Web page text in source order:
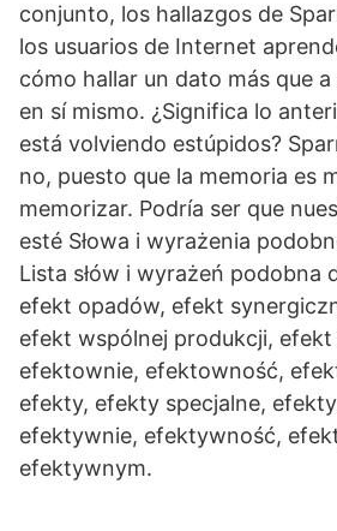
conjunto, los hallazgos de
los usuarios de Internet
cómo hallar un dato más que
en sí mismo. ¿Significa lo
está volviendo estúpidos?
no, puesto que la memoria es
memorizar. Podría ser que
esté Słowa i wyrażenia
Lista słów i wyrażeń podobna
efekt opadów, efekt
efekt wspólnej produkcji,
efektownie, efektowność,
efekty, efekty specjalne,
efektywnie, efektywność,
efektywnym.